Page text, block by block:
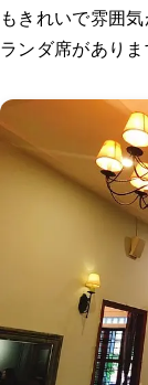
もきれいで雰囲
ランダ席がありま